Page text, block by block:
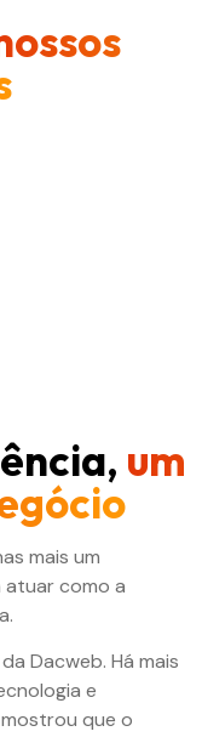
um
mais um
atuar como a
Dacweb. Há mais
e
que o